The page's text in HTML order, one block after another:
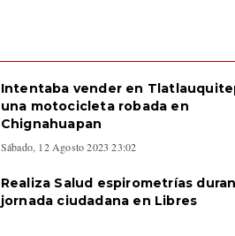
Intentaba vender en
una motocicleta robada en
Chignahuapan
Sábado, 12 Agosto 2023 23:02
Realiza Salud espirometrías
jornada ciudadana en Libres